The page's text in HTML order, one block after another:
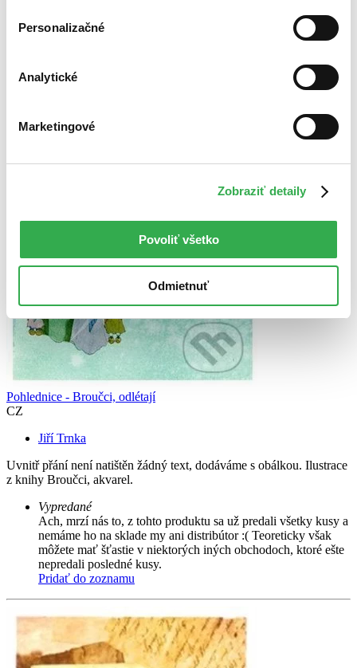
Personalizačné
Analytické
Marketingové
Zobraziť detaily
Povoliť všetko
Odmietnuť
Pohlednice - Broučci, odlétají
CZ
Jiří Trnka
Uvnitř přání není natištěn žádný text, dodáváme s obálkou. Ilustrace
z knihy Broučci, akvarel.
Vypredané
Ach, mrzí nás to, z tohto produktu sa už predali všetky kusy a
nemáme ho na sklade my ani distribútor :( Teoreticky však
môžete mať šťastie v niektorých iných obchodoch, ktoré ešte
nepredali posledné kusy.
Pridať do zoznamu